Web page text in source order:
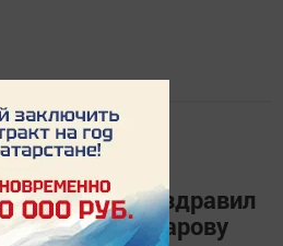
Беляев поздравил
Макарову